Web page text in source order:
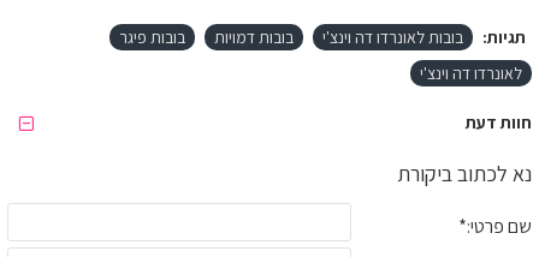
תגיות: בובות לאונרדו דה וינצ'י בובות דמויות
בובות פיגר
לאונרדו דה וינצ'י
חוות דעת
נא לכתוב ביקורת
שם פרטי: